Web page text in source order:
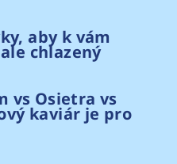
aby k vám
chlazený
vs Osietra vs
kaviár je pro